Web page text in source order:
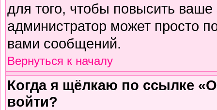
для того, чтобы повысить
администратор может просто
вами сообщений.
Вернуться к началу
Когда я щёлкаю по ссылке
войти?